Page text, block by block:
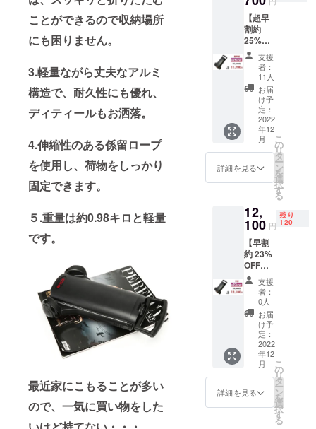
ことができるので収納場所
にも困りません。
3.軽量ながら丈夫なアルミ
構造で、耐久性にも優れ、
ディティールもお洒落。
4.伸縮性のある係留ロープ
を使用し、荷物をしっかり
固定できます。
５.重量は約0.98キロと軽量
です。
最近家にこもることが多い
ので、一気に買い物をした
す。 ※
ご注文
状況、
使用部
材の供
給状
況、製
造工程
上の都
合等に
より出
荷時期
が遅れ
る場合
があり
【超早
割約
25%
OFF】
定価 2
15,600
円 (税
込) の
約 25%
OFF →
11,700
円 (送
料・税
込) ※一
部デザ
変更と
なる場
合があ
りま
す。 ※
ご注文
状況、
使用部
材の供
給状
況、製
造工程
上の都
合等に
より出
荷時期
が遅れ
支援
者：
11人
お届
け予
定：
2022
年12
月
詳細を見る
こ
の
リ
タ
ー
ン
を
選
択
す
る
12,
100 円
残り
120
【早割
約 23%
OFF】
定価 2
台
15,600
円 (税
込) の
約 23%
OFF →
12,100
円 (送
料・税
込) ※一
部デザ
インが
支援
者：
0人
お届
け予
定：
2022
年12
月
詳細を見る
こ
の
リ
タ
ー
ン
を
選
択
す
る